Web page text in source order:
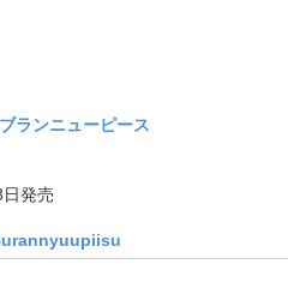
ランニューピース
発売